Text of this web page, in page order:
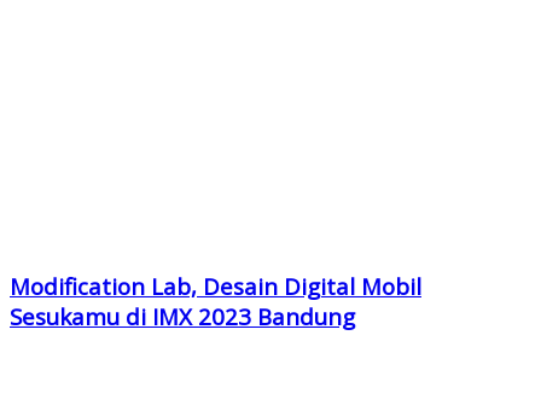
Modification Lab, Desain Digital Mobil
Sesukamu di IMX 2023 Bandung